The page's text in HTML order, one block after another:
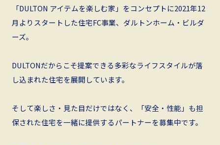
「DULTON アイテムを楽しむ家」をコンセプトに2021年12
月よりスタートした住宅FC事業、ダルトンホーム・ビルダ
ーズ。
DULTONだからこそ提案できる多彩なライフスタイルが落
し込まれた住宅を展開しています。
そして楽しさ・見た目だけではなく、「安全・性能」も担
保された住宅を一緒に提供するパートナーを募集中です。